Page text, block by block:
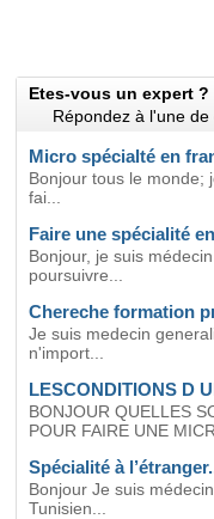
Etes-vous un expert ?
Répondez à l'une
Micro spécialté en
Bonjour tous le monde;
fai...
Faire une spécialité
Bonjour, je suis
poursuivre...
Chereche formation
Je suis medecin
n'import...
LESCONDITIONS D
BONJOUR QUELLES
POUR FAIRE UNE
Spécialité à
Bonjour Je suis
Tunisien...